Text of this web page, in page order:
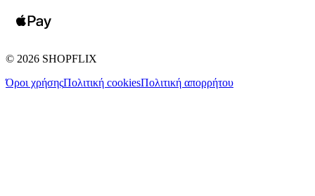
© 2026 SHOPFLIX
Όροι χρήσηςΠολιτική cookiesΠολιτική απορρήτου